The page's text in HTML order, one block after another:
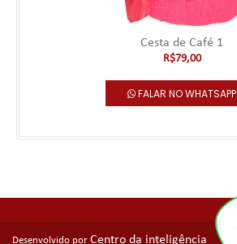
Cesta de Café 1
R$79,00
FALAR NO WHATSAPP
Desenvolvido por Centro da inteligência